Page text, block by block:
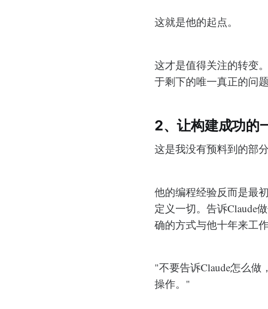
这就是他的起点。
这才是值得关注的转变
于剩下的唯一真正的问
2、让构建成功的
这是我没有预料到的部
他的编程经验反而是最
定义一切。告诉Claude
确的方式与他十年来工
"不要告诉Claude怎么做
操作。"